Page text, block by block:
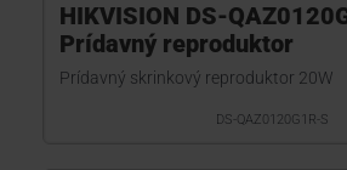
HIKVISION DS-
Prídavný reproduktor
Prídavný skrinkový reproduktor 20W
DS-QAZ0120G1R-S